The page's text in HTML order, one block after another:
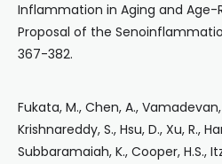
Inflammation in Aging and Age-
Proposal of the
367-382.
Fukata, M., Chen, A., Vamadevan,
Krishnareddy, S., Hsu, D., Xu, R.,
Subbaramaiah, K., Cooper, H.S.,